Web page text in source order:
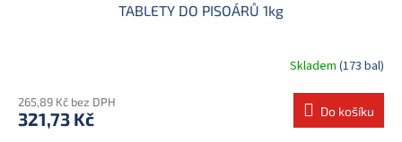
TABLETY DO PISOÁRŮ 1kg
Skladem (173 bal)
265,89 Kč bez DPH
321,73 Kč Do košíku